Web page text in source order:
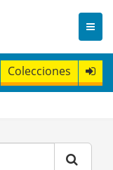
Colecciones